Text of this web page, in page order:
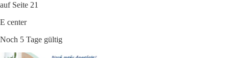
auf Seite 21
E center
Noch 5 Tage gültig